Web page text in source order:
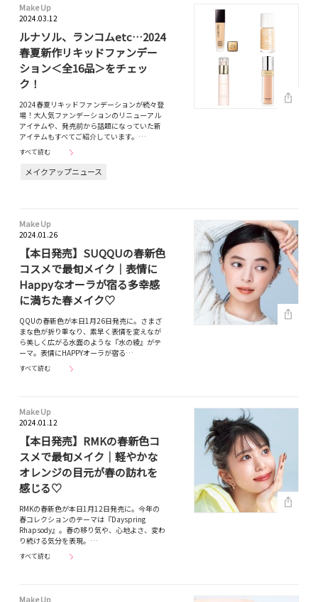
Make Up
2024.03.12
ルナソル、ランコムetc…2024
春夏新作リキッドファンデー
ション＜全16品＞をチェッ
ク！
2024春夏リキッドファンデーションが続々登
場！大人気ファンデーションのリニューアル
アイテムや、発売前から話題になっていた新
アイテムもすべてご紹介しています。…
すべて読む
メイクアップニュース
Make Up
2024.01.26
【本日発売】SUQQUの春新色
コスメで最旬メイク｜表情に
Happyなオーラが宿る多幸感
に満ちた春メイク♡
QQUの春新色が本日1月26日発売に。さまざ
まな色が折り重なり、素早く表情を変えなが
ら美しく広がる水面のような『水の綾』がテ
ーマ。表情にHAPPYオーラが宿る…
すべて読む
Make Up
2024.01.12
【本日発売】RMKの春新色コ
スメで最旬メイク｜軽やかな
オレンジの目元が春の訪れを
感じる♡
RMKの春新色が本日1月12日発売に。今年の
春コレクションのテーマは『Dayspring
Rhapsody』。春の移り気や、心地よさ、変わ
り続ける気分を表現。…
すべて読む
Make Up